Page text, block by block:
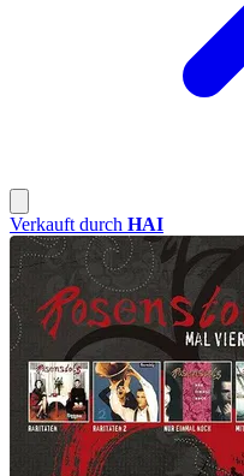
Verkauft durch HAI